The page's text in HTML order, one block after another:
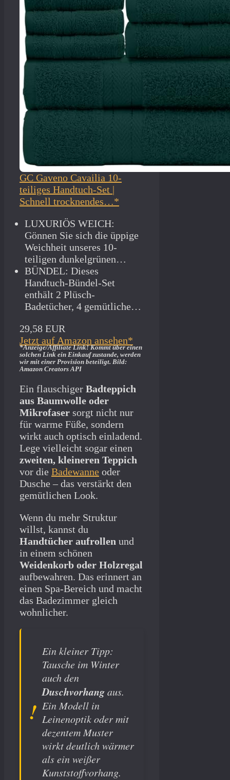
GC Gaveno Cavailia 10-
teiliges Handtuch-Set |
Schnell trocknendes…*
LUXURIÖS WEICH:
Gönnen Sie sich die üppige
Weichheit unseres 10-
teiligen dunkelgrünen…
BÜNDEL: Dieses
Handtuch-Bündel-Set
enthält 2 Plüsch-
Badetücher, 4 gemütliche…
29,58 EUR
Jetzt auf Amazon ansehen*
*Anzeige/Affiliate Link! Kommt über einen
solchen Link ein Einkauf zustande, werden
wir mit­ einer Provision beteiligt. Bild:
Amazon Creators API
Ein flauschiger Badteppich
aus Baumwolle oder
Mikrofaser sorgt nicht nur
für warme Füße, sondern
wirkt auch optisch einladend.
Lege vielleicht sogar einen
zweiten, kleineren Teppich
vor die Badewanne oder
Dusche – das verstärkt den
gemütlichen Look.
Wenn du mehr Struktur
willst, kannst du
Handtücher aufrollen und
in einem schönen
Weidenkorb oder Holzregal
aufbewahren. Das erinnert an
einen Spa-Bereich und macht
das Badezimmer gleich
wohnlicher.
Ein kleiner Tipp:
Tausche im Winter
auch den
Duschvorhangaus.
Ein Modell in
Leinenoptik oder mit
dezentem Muster
wirkt deutlich wärmer
als ein weißer
Kunststoffvorhang.